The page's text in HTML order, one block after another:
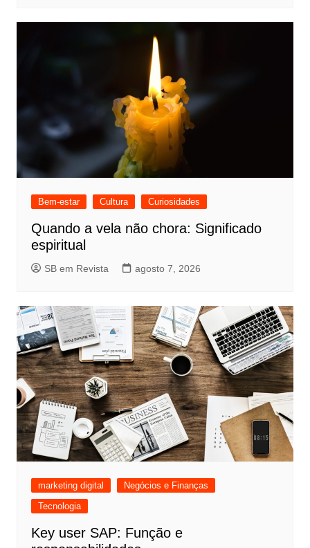
Bem-estar Cultura Curiosidades
Quando a vela não chora: Significado
espiritual
SB em Revista agosto 7, 2026
marketing digital
Negócios e Finanças
Tecnologia
Key user SAP: Função e